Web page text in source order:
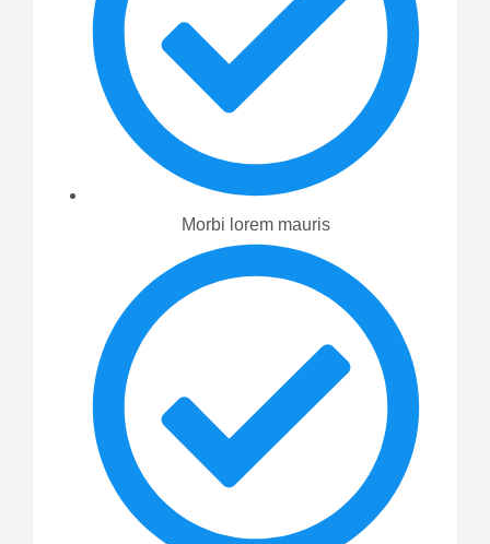
Morbi lorem mauris